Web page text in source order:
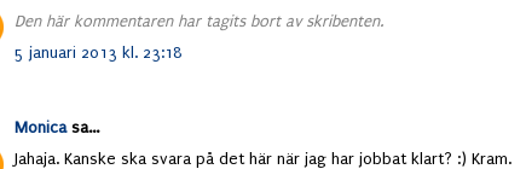
Den här kommentaren har tagits bort av skribenten.
5 januari 2013 kl. 23:18
Monicasa...
Jahaja. Kanske ska svara på det här när jag har jobbat klart? :) Kram.